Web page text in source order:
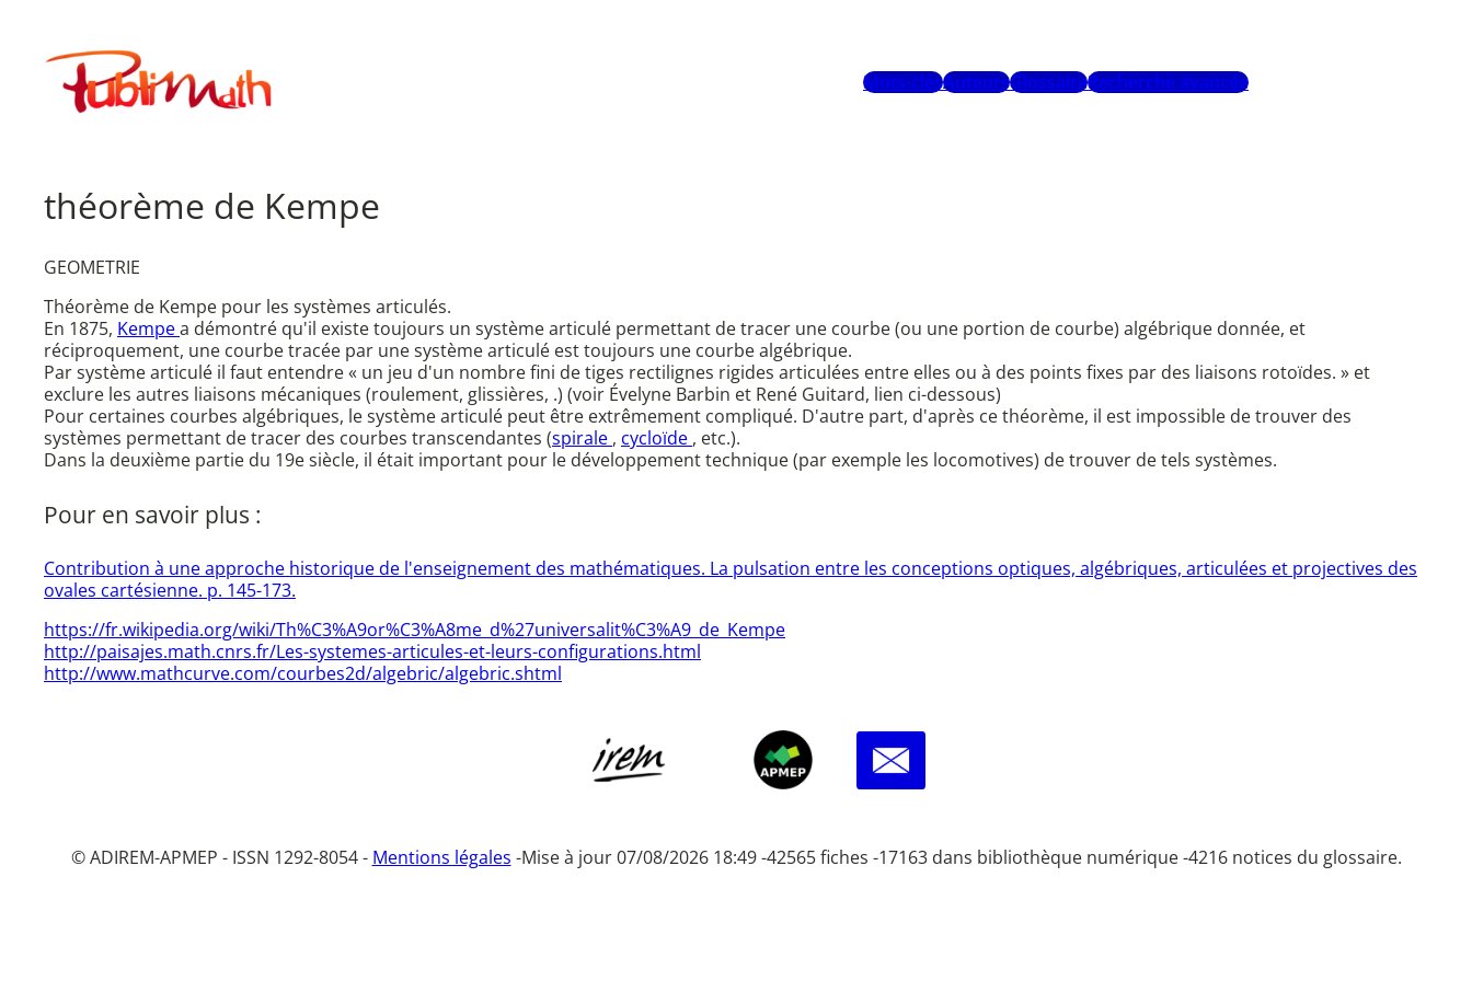
contenuPublimath
Mots-clésAuteursGlossaireRecherche avancée
théorème de Kempe
GEOMETRIE
Théorème de Kempe pour les systèmes articulés.
En 1875, Kempea démontré qu'il existe toujours un système articulé permettant de tracer une courbe (ou une portion de courbe) algébrique donnée, et
réciproquement, une courbe tracée par une système articulé est toujours une courbe algébrique.
Par système articulé il faut entendre « un jeu d'un nombre fini de tiges rectilignes rigides articulées entre elles ou à des points fixes par des liaisons rotoïdes. » et
exclure les autres liaisons mécaniques (roulement, glissières, .) (voir Évelyne Barbin et René Guitard, lien ci-dessous)
Pour certaines courbes algébriques, le système articulé peut être extrêmement compliqué. D'autre part, d'après ce théorème, il est impossible de trouver des
systèmes permettant de tracer des courbes transcendantes (spirale , cycloïde , etc.).
Dans la deuxième partie du 19e siècle, il était important pour le développement technique (par exemple les locomotives) de trouver de tels systèmes.
Pour en savoir plus :
Contribution à une approche historique de l'enseignement des mathématiques. La pulsation entre les conceptions optiques, algébriques, articulées et projectives des
ovales cartésienne. p. 145-173.
https://fr.wikipedia.org/wiki/Th%C3%A9or%C3%A8me_d%27universalit%C3%A9_de_Kempe
http://paisajes.math.cnrs.fr/Les-systemes-articules-et-leurs-configurations.html
http://www.mathcurve.com/courbes2d/algebric/algebric.shtml
© ADIREM-APMEP - ISSN 1292-8054 - Mentions légales -Mise à jour 07/08/2026 18:49 -42565 fiches -17163 dans bibliothèque numérique -4216 notices du glossaire.